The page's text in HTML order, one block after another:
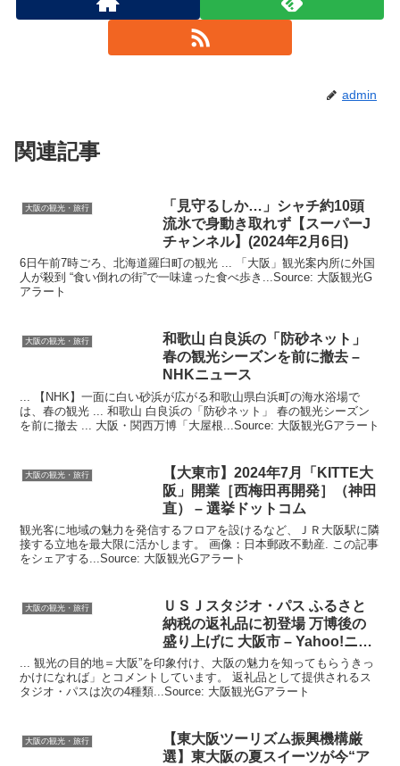
admin
関連記事
大阪の観光・旅行
「見守るしか…」シャチ約10頭
流氷で身動き取れず【スーパーJ
チャンネル】(2024年2月6日)
6日午前7時ごろ、北海道羅臼町の観光 ... 「大阪」観光案内所に外国
人が殺到 “食い倒れの街”で一味違った食べ歩き...Source: 大阪観光G
アラート
大阪の観光・旅行
和歌山 白良浜の「防砂ネット」
春の観光シーズンを前に撤去 –
NHKニュース
... 【NHK】一面に白い砂浜が広がる和歌山県白浜町の海水浴場で
は、春の観光 ... 和歌山 白良浜の「防砂ネット」 春の観光シーズン
を前に撤去 ... 大阪・関西万博「大屋根...Source: 大阪観光Gアラート
大阪の観光・旅行 【大東市】2024年7月「KITTE大
阪 」開業［西梅田再開発］（神田
直） – 選挙ドットコム
観光客に地域の魅力を発信するフロアを設けるなど、ＪＲ大阪駅に隣
接する立地を最大限に活かします。 画像：日本郵政不動産. この記事
をシェアする...Source: 大阪観光Gアラート
大阪の観光・旅行
ＵＳＪスタジオ・パス ふるさと
納税の返礼品に初登場 万博後の
盛り上げに 大阪市 – Yahoo!ニュ
ース
... 観光の目的地＝大阪”を印象付け、大阪の魅力を知ってもらうきっ
かけになれば」とコメントしています。 返礼品として提供されるス
タジオ・パスは次の4種類...Source: 大阪観光Gアラート
大阪の観光・旅行 【東大阪ツーリズム振興機構厳
選】東大阪の夏スイーツが今“ア